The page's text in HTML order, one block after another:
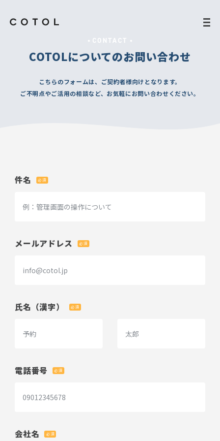
CONTACT
COTOLについてのお問い合わせ
こちらのフォームは、ご契約者様向けとなります。
ご不明点やご活用の相談など、お気軽にお問い合わせください。
件名 必須
メールアドレス 必須
氏名（漢字） 必須
電話番号 必須
会社名 必須